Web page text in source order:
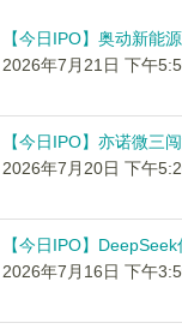
【今日IPO】奥动新能
2026年7月21日 下午
【今日IPO】亦诺微三
2026年7月20日 下午
【今日IPO】
2026年7月16日 下午